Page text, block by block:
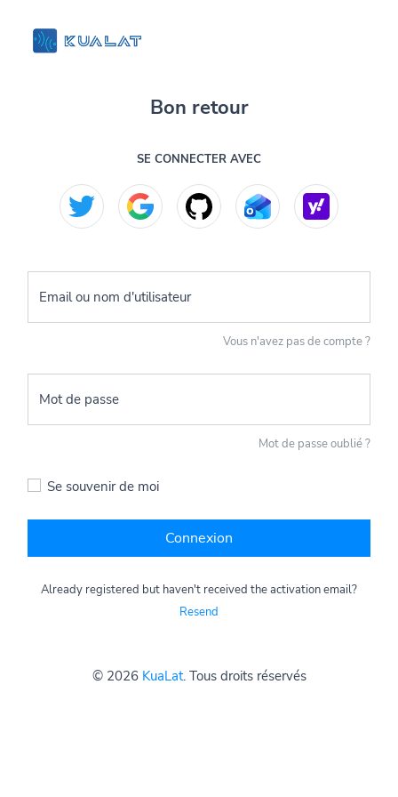
Bon retour
SE CONNECTER AVEC
Email ou nom d'utilisateur
Vous n'avez pas de compte ?
Mot de passe
Mot de passe oublié ?
Se souvenir de moi
Connexion
Already registered but haven't received the activation email?
Resend
© 2026 KuaLat. Tous droits réservés